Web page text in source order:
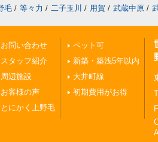
毛 / 等々力 / 二子玉川 / 用賀 / 武蔵中原 /
お問い合わせ
スタッフ紹介
周辺施設
お客様の声
とにかく上野毛
ペット可
新築・築浅5年以内
大井町線
初期費用がお得